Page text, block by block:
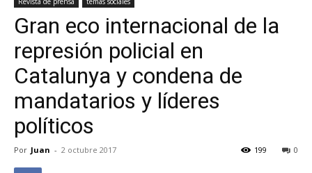
Gran eco internacional de la
represión policial en
Catalunya y condena de
mandatarios y líderes
políticos
Por Juan - 2 octubre 2017 0
199